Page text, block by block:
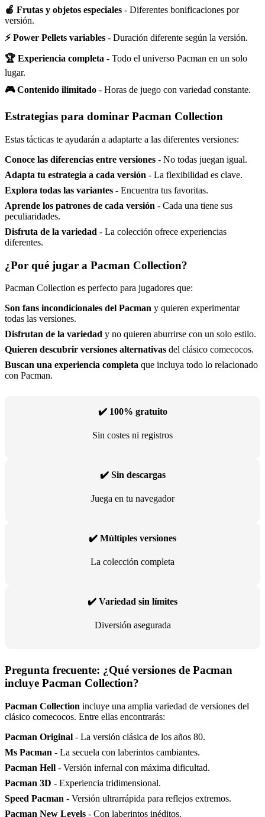
🍎 Frutas y objetos especiales - Diferentes bonificaciones por
versión.
⚡ Power Pellets variables - Duración diferente según la versión.
🏆 Experiencia completa - Todo el universo Pacman en un solo
lugar.
🎮 Contenido ilimitado - Horas de juego con variedad constante.
Estrategias para dominar Pacman Collection
Estas tácticas te ayudarán a adaptarte a las diferentes versiones:
Conoce las diferencias entre versiones - No todas juegan igual.
Adapta tu estrategia a cada versión - La flexibilidad es clave.
Explora todas las variantes - Encuentra tus favoritas.
Aprende los patrones de cada versión - Cada una tiene sus
peculiaridades.
Disfruta de la variedad - La colección ofrece experiencias
diferentes.
¿Por qué jugar a Pacman Collection?
Pacman Collection es perfecto para jugadores que:
Son fans incondicionales del Pacman y quieren experimentar
todas las versiones.
Disfrutan de la variedad y no quieren aburrirse con un solo estilo.
Quieren descubrir versiones alternativas del clásico comecocos.
Buscan una experiencia completa que incluya todo lo relacionado
con Pacman.
✔️ 100% gratuito
Sin costes ni registros
✔️ Sin descargas
Juega en tu navegador
✔️ Múltiples versiones
La colección completa
✔️ Variedad sin límites
Diversión asegurada
Pregunta frecuente: ¿Qué versiones de Pacman
incluye Pacman Collection?
Pacman Collection incluye una amplia variedad de versiones del
clásico comecocos. Entre ellas encontrarás:
Pacman Original - La versión clásica de los años 80.
Ms Pacman - La secuela con laberintos cambiantes.
Pacman Hell - Versión infernal con máxima dificultad.
Pacman 3D - Experiencia tridimensional.
Speed Pacman - Versión ultrarrápida para reflejos extremos.
Pacman New Levels - Con laberintos inéditos.